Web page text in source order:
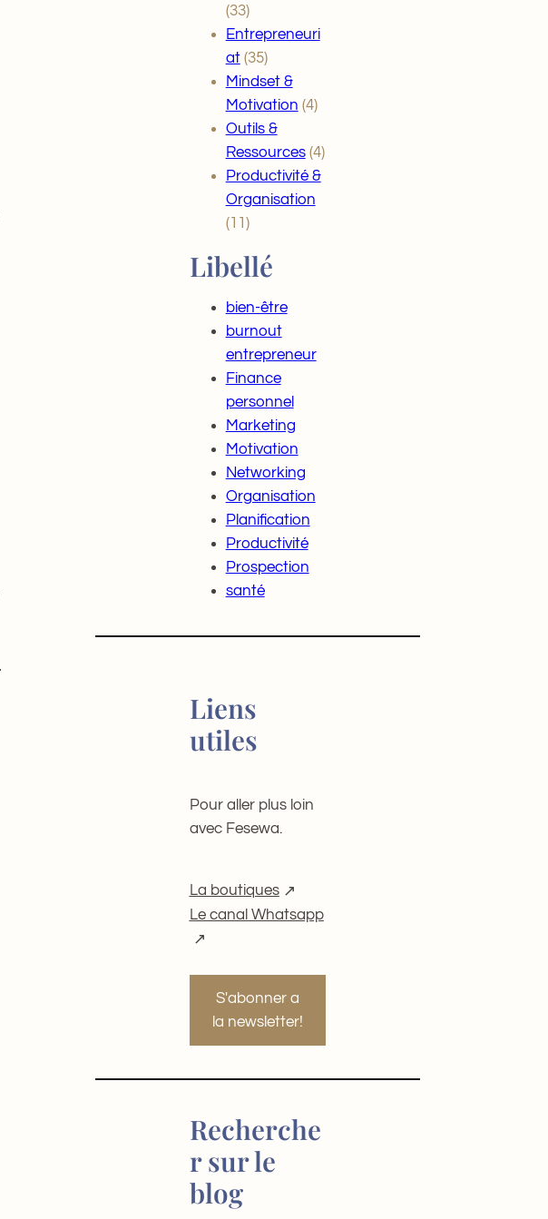
(33)
Entrepreneuri
at(35)
Mindset &
Motivation (4)
Outils &
Ressources(4)
Productivité &
Organisation
(11)
Libellé
bien-être
burnout
entrepreneur
Finance
personnel
Marketing
Motivation
Networking
Organisation
Planification
Productivité
Prospection
santé
Liens
utiles
Pour aller plus loin
avec Fesewa.
La boutiques
Le canal Whatsapp
S'abonner a
la newsletter!
Recherche
r sur le
blog